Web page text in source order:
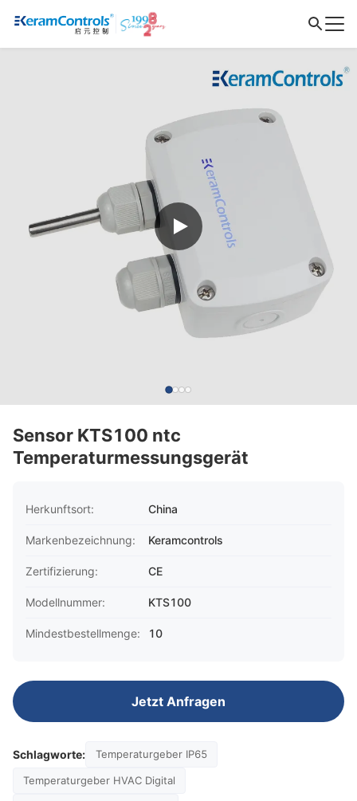
Sensor KTS100 ntc
Temperaturmessungsgerät
Herkunftsort: China
Markenbezeichnung: Keramcontrols
Zertifizierung: CE
Modellnummer: KTS100
Mindestbestellmenge: 10
Jetzt Anfragen
Schlagworte: Temperaturgeber IP65
Temperaturgeber HVAC Digital